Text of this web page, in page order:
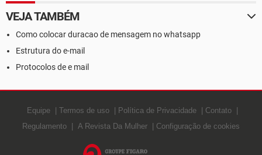
VEJA TAMBÉM
Como colocar duracao de mensagem no whatsapp
Estrutura do e-mail
Protocolos de e mail
Equipe Termos de uso Política de Privacidade
Contato
Regulamento
A Revista Da Mulher Configuração de cookies